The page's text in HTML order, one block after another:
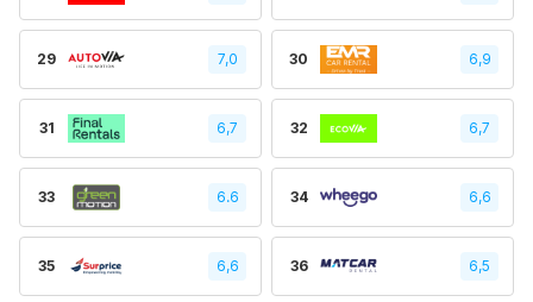
29 7,0 30 6,9
31 6,7 32 6,7
33 6.6 34 6,6
35 6,6 36 6,5